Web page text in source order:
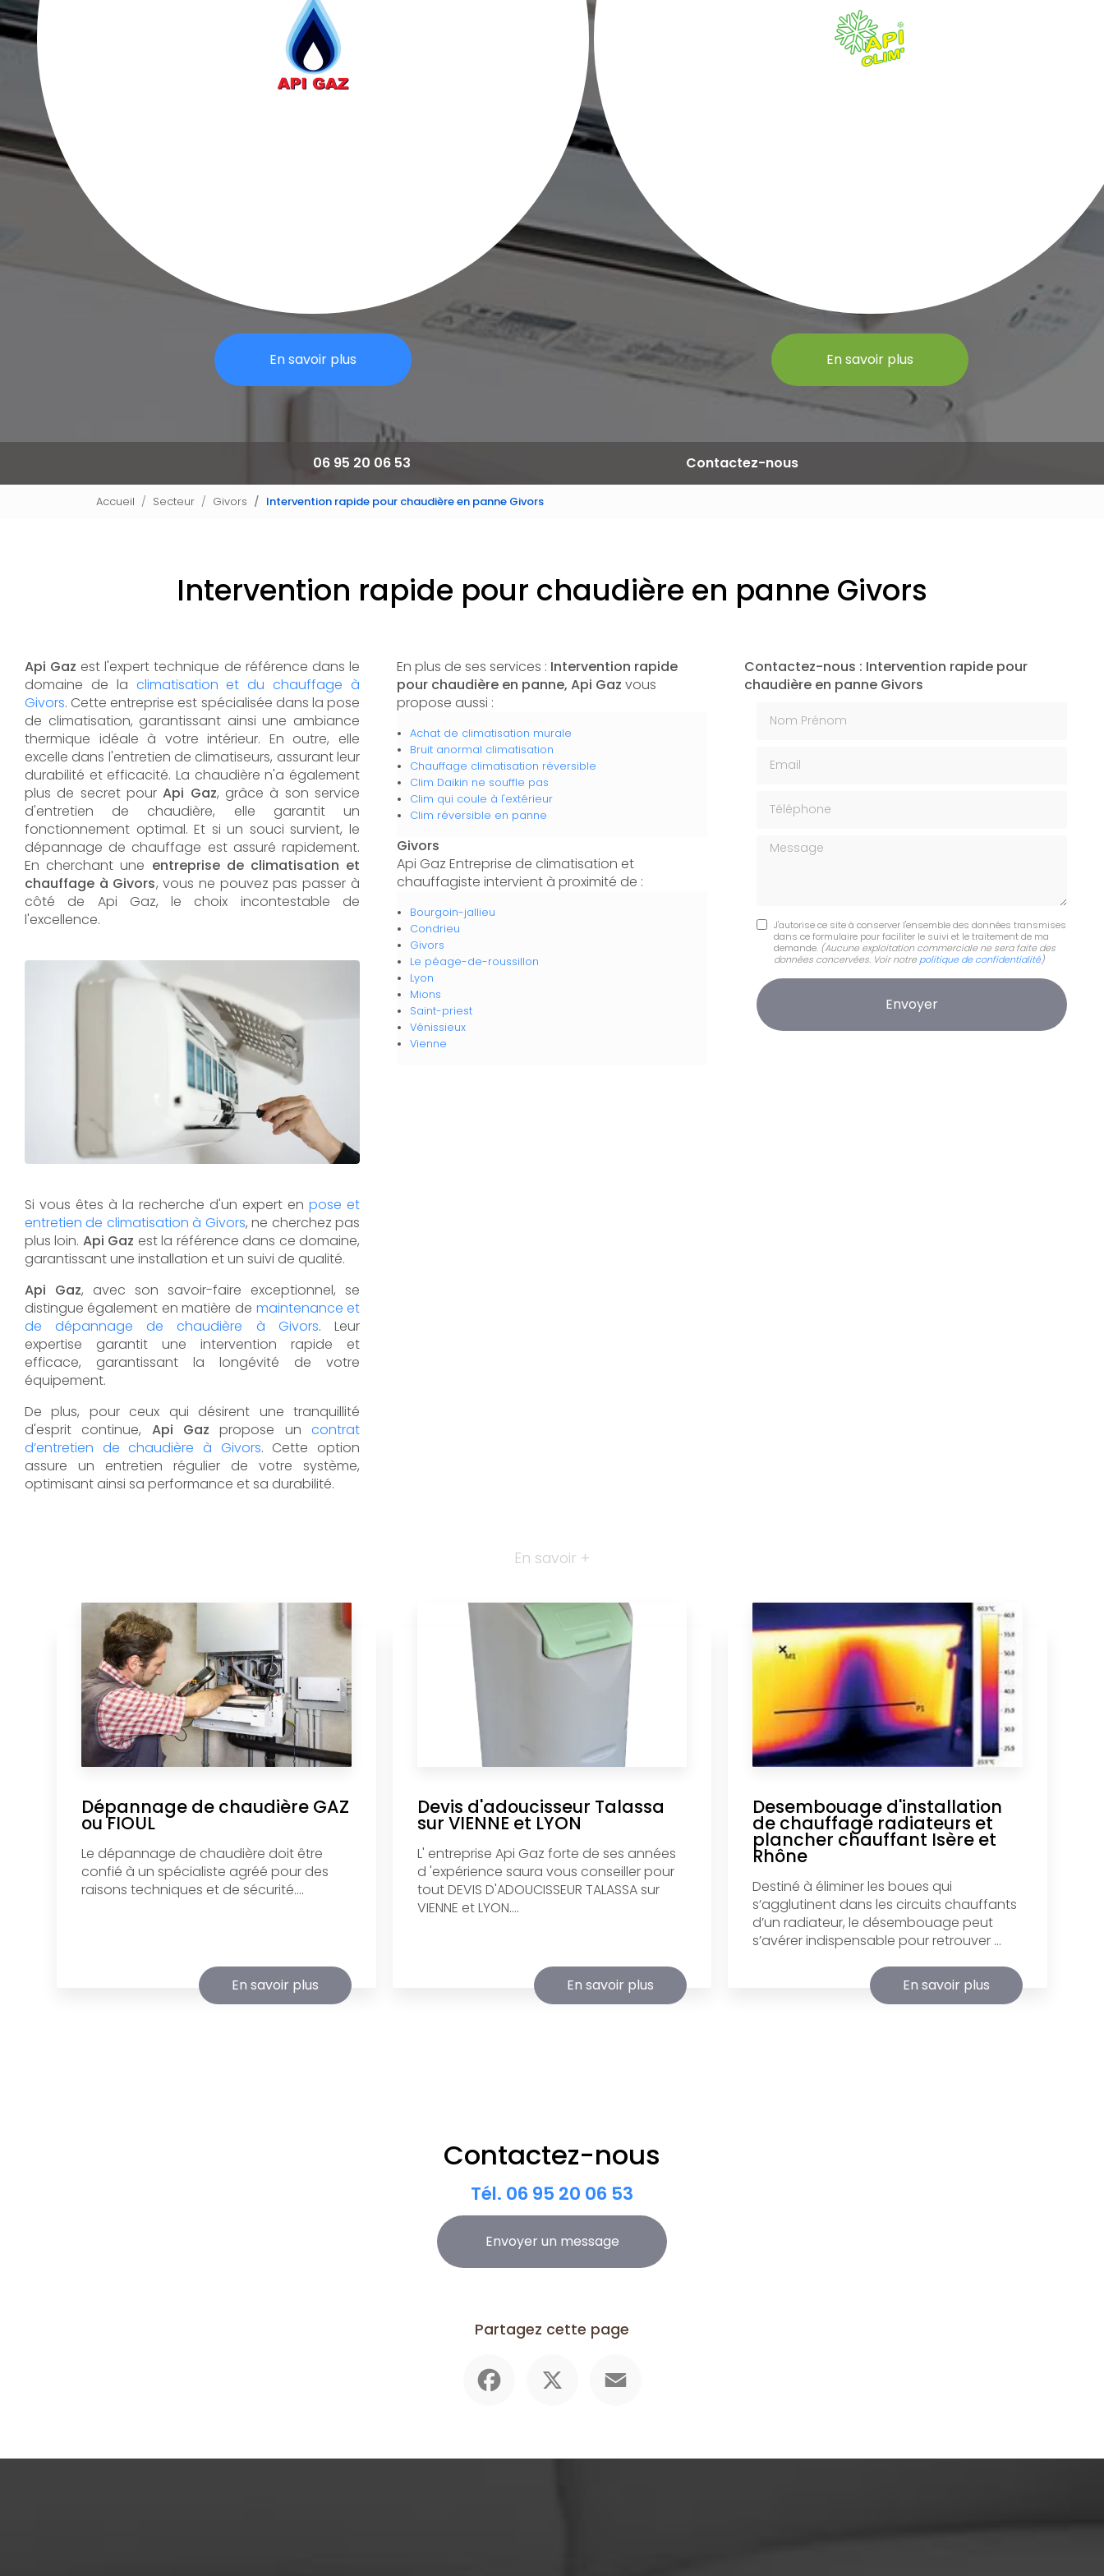
En savoir plus En savoir plus
06 95 20 06 53 Contactez-nous
Accueil Secteur Givors Intervention rapide pour chaudière en panne Givors
Intervention rapide pour chaudière en panne Givors
Api Gaz est l'expert technique de référence dans le
domaine de la climatisation et du chauffage à
Givors. Cette entreprise est spécialisée dans la pose
de climatisation, garantissant ainsi une ambiance
thermique idéale à votre intérieur. En outre, elle
excelle dans l'entretien de climatiseurs, assurant leur
durabilité et efficacité. La chaudière n'a également
plus de secret pourApi Gaz, grâce à son service
d'entretien de chaudière, elle garantit un
fonctionnement optimal. Et si un souci survient, le
dépannage de chauffage est assuré rapidement.
En cherchant une entreprise de climatisation et
chauffage à Givors, vous ne pouvez pas passer à
côté de Api Gaz, le choix incontestable de
l'excellence.
Si vous êtes à la recherche d'un expert en pose et
entretien de climatisation à Givors, ne cherchez pas
plus loin. Api Gaz est la référence dans ce domaine,
garantissant une installation et un suivi de qualité.
Api Gaz, avec son savoir-faire exceptionnel, se
distingue également en matière de maintenance et
de dépannage de chaudière à Givors. Leur
expertise garantit une intervention rapide et
efficace, garantissant la longévité de votre
équipement.
De plus, pour ceux qui désirent une tranquillité
d'esprit continue, Api Gaz propose uncontrat
d’entretien de chaudière à Givors. Cette option
assure un entretien régulier de votre système,
optimisant ainsi sa performance et sa durabilité.
En plus de ses services : Intervention rapide
pour chaudière en panne, Api Gaz vous
propose aussi :
Achat de climatisation murale
Bruit anormal climatisation
Chauffage climatisation réversible
Clim Daikin ne souffle pas
Clim qui coule à l'extérieur
Clim réversible en panne
Givors
Api Gaz Entreprise de climatisation et
chauffagiste intervient à proximité de :
Bourgoin-jallieu
Condrieu
Givors
Le péage-de-roussillon
Lyon
Mions
Saint-priest
Vénissieux
Vienne
Contactez-nous : Intervention rapide pour
chaudière en panne Givors
Message
J'autorise ce site à conserver l'ensemble des données transmises
dans ce formulaire pour faciliter le suivi et le traitement de ma
demande. (Aucune exploitation commerciale ne sera faite des
données concervées. Voir notre politique de confidentialité)
En savoir +
Dépannage de chaudière GAZ
ou FIOUL
Le dépannage de chaudière doit être
confié à un spécialiste agréé pour des
raisons techniques et de sécurité....
En savoir plus
Devis d'adoucisseur Talassa
sur VIENNE et LYON
L' entreprise Api Gaz forte de ses années
d 'expérience saura vous conseiller pour
tout DEVIS D'ADOUCISSEUR TALASSA sur
VIENNE et LYON....
En savoir plus
Desembouage d'installation
de chauffage radiateurs et
plancher chauffant Isère et
Rhône
Destiné à éliminer les boues qui
s’agglutinent dans les circuits chauffants
d’un radiateur, le désembouage peut
s’avérer indispensable pour retrouver ...
En savoir plus
Contactez-nous
Tél. 06 95 20 06 53
Envoyer un message
Partagez cette page